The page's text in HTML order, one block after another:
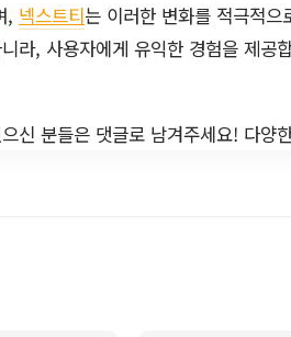
, 넥스트티는 이러한 변화를 적극적
라, 사용자에게 유익한 경험을 제공
신 분들은 댓글로 남겨주세요! 다양